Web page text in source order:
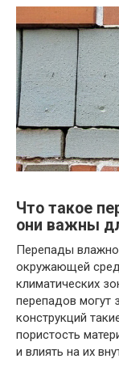
Что такое
они важны
Перепады
окружающей
климатических
перепадов могут
конструкций
пористость
и влиять на их